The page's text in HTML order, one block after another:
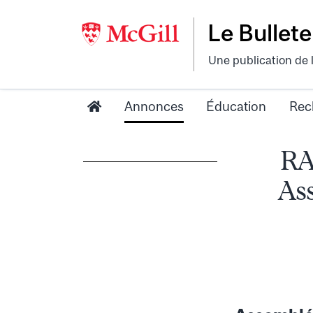
Le
Une publication de
Annonces Éducation